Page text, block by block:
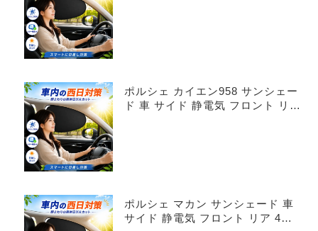
ポルシェ カイエン958 サンシェー
ド 車 サイド 静電気 フロント リア
ポルシェ マカン サンシェード 車
サイド 静電気 フロント リア 4枚